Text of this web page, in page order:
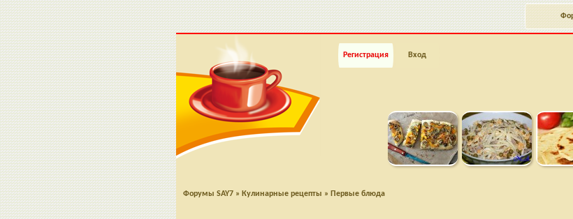
Регистрация Вход
Форумы SAY7 » Кулинарные рецепты » Первые блюда